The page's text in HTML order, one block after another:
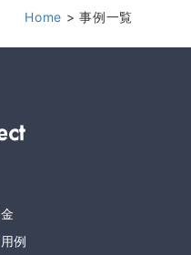
Home 事例一覧
例